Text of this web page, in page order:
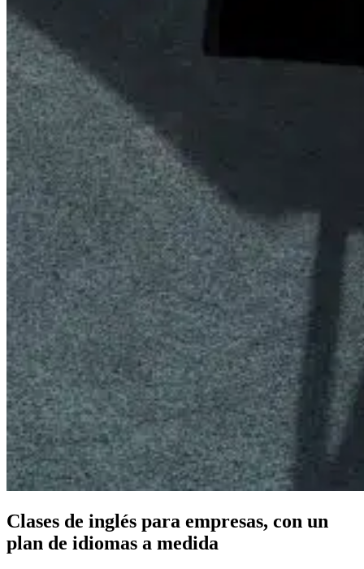
Clases de inglés para empresas, con un
plan de idiomas a medida